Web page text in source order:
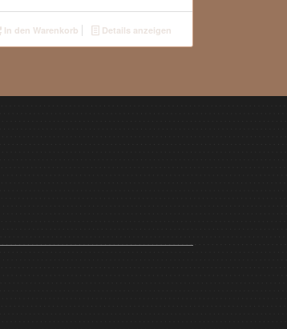
In den Warenkorb Details anzeigen